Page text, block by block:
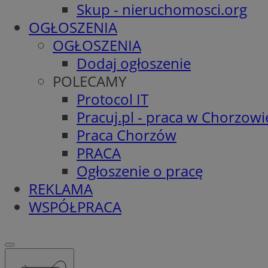
Skup - nieruchomosci.org
OGŁOSZENIA
OGŁOSZENIA
Dodaj ogłoszenie
POLECAMY
Protocol IT
Pracuj.pl - praca w
Praca Chorzów
PRACA
Ogłoszenie o pracę
REKLAMA
WSPÓŁPRACA